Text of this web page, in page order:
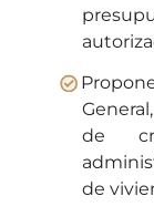
de
de